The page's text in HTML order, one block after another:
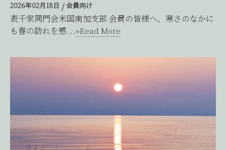
2026年02月18日 /会員向け
表千家同門会米国南加支部 会員の皆様へ、寒さのなかに
も春の訪れを感...»Read More